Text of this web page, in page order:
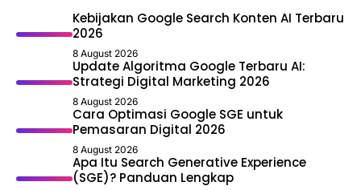
Kebijakan Google Search Konten AI Terbaru
2026
8 August 2026
Update Algoritma Google Terbaru AI:
Strategi Digital Marketing 2026
8 August 2026
Cara Optimasi Google SGE untuk
Pemasaran Digital 2026
8 August 2026
Apa Itu Search Generative Experience
(SGE)? Panduan Lengkap